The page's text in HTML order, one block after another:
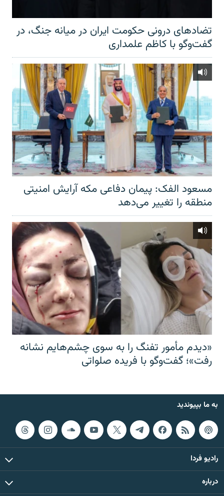
تضادهای درونی حکومت ایران در میانه جنگ، در
گفت‌‌وگو با کاظم علمداری
مسعود الفک: پیمان دفاعی مکه آرایش امنیتی
منطقه را تغییر می‌دهد
«دیدم مأمور تفنگ را به سوی چشم‌هایم نشانه
رفت»؛ گفت‌و‌گو با فریده صلواتی
به ما بپیوندید
رادیو فردا
درباره